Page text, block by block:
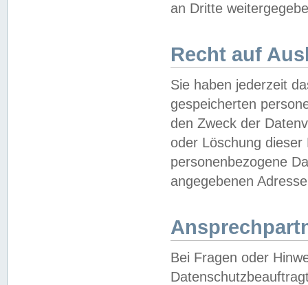
an Dritte
Recht auf
Sie haben jederzeit
gespeicherten
den Zweck der
oder Löschung
personenbezogene
angegebenen
Bei Fragen oder